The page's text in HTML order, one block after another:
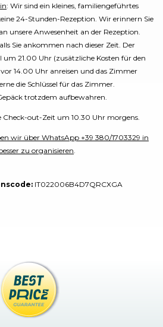
: Wir sind ein kleines, familiengeführtes
24-Stunden-Rezeption. Wir erinnern Sie
unsere Anwesenheit an der Rezeption.
Sie ankommen nach dieser Zeit. Der
um 21.00 Uhr (zusätzliche Kosten für den
14.00 Uhr anreisen und das Zimmer
die Schlüssel für das Zimmer.
trotzdem aufbewahren.
Check-out-Zeit um 10.30 Uhr morgens.
wir über WhatsApp +39 380/1703329 in
zu organisieren
IT022006B4D7QRCXGA